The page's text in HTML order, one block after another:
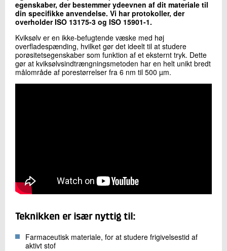
Skriv til mig
egenskaber, der bestemmer ydeevnen af dit materiale til
din specifikke anvendelse. Vi har protokoller, der
overholder ISO 13175-3 og ISO 15901-1.
Kviksølv er en ikke-befugtende væske med høj
overfladespænding, hvilket gør det ideelt til at studere
porøsitetsegenskaber som funktion af et eksternt tryk. Dette
gør at kviksølvsindtrængningsmetoden har en helt unikt bredt
målområde af porestørrelser fra 6 nm til 500 µm.
Teknikken er især nyttig til:
Farmaceutisk materiale, for at studere frigivelsestid af
aktivt stof